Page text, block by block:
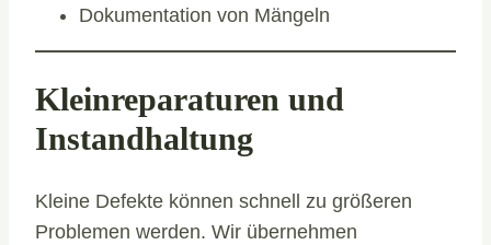
Dokumentation von Mängeln
Kleinreparaturen und
Instandhaltung
Kleine Defekte können schnell zu größeren
Problemen werden. Wir übernehmen